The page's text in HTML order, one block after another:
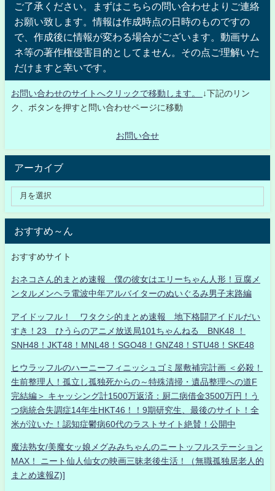
ご了承ください。まずはこちらの問い合わせよりご連絡
お願い致します。情報は作成時点の日時のものですの
で、作成後に情報が変わる場合がございます。動画サム
ネ等の著作権侵害目的としてません。その点ご理解いた
だけますと幸いです。
お問い合わせのサイトへクリックで移動します。
↓下記のリン
ク、ボタンを押すと問い合わせページに移動
お問い合せ
アーカイブ
おすすめ～ん
おすすめサイト
おネコさん的まとめ速報 僕の彼女はエリーちゃん人形！豆腐メ
ンタルメンヘラ電波中年アルバイターのぬいぐるみ男子末路編
アイドッフル！ ワタクシ的まとめ速報 地下格闘アイドルだい
すき！23 ひうらのアニメ放送局101ちゃんねる BNK48 ！
SNH48！JKT48！MNL48！SGO48！GNZ48！STU48！SKE48
ヒウラッフルのハーニーフィニッシュゴミ屋敷補完計画 ＜必殺！
生前整理人！孤立し孤独死からの～特殊清掃・遺品整理への道F
完結編＞ キャッシング計1500万返済：厨二病借金3500万円！う
つ病統合失調症14年生HKT46！！9期研究生、最後のサイト！全
米が泣いた！認知症鬱病60代のラストサイト絶賛！公開中
魔法熟女/美魔女ッ娘メグみみちゃんのニートッフルステーション
MAX！ ニート仙人仙女の映画三昧老後生活！（無職孤独居老人的
まとめ速報Z)]